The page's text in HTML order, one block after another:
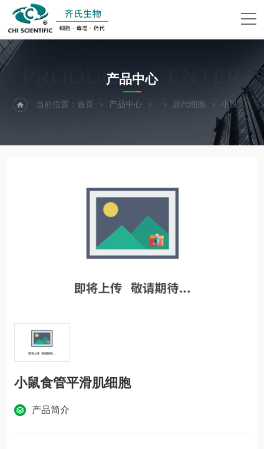
PRODUCTS CENTER
产品中心
当前位置：首页 产品中心 原代细胞 小鼠食管平滑肌细胞
小鼠食管平滑肌细胞
产品简介